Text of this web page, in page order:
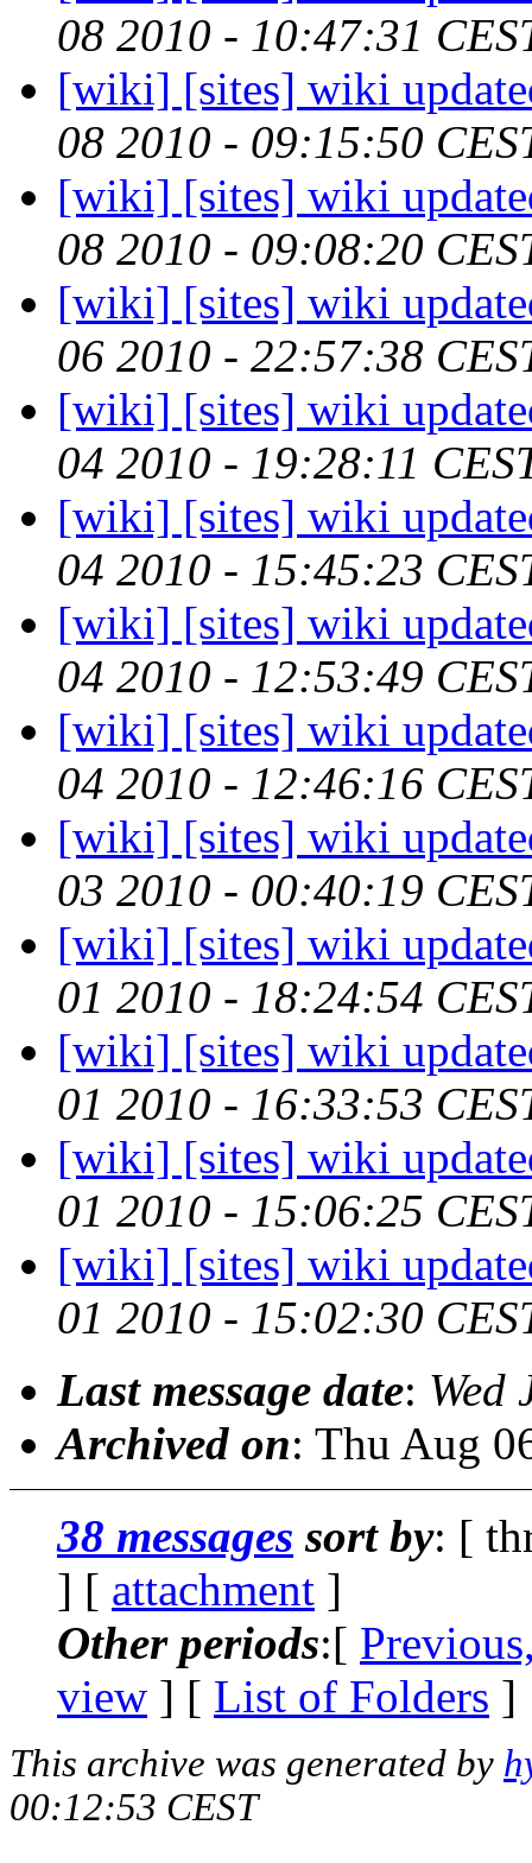
08 2010 - 10:47:31
[wiki] [sites] wiki
08 2010 - 09:15:50
[wiki] [sites] wiki
08 2010 - 09:08:20
[wiki] [sites] wiki
06 2010 - 22:57:38
[wiki] [sites] wiki
04 2010 - 19:28:11
[wiki] [sites] wiki
04 2010 - 15:45:23
[wiki] [sites] wiki
04 2010 - 12:53:49
[wiki] [sites] wiki
04 2010 - 12:46:16
[wiki] [sites] wiki
03 2010 - 00:40:19
[wiki] [sites] wiki
01 2010 - 18:24:54
[wiki] [sites] wiki
01 2010 - 16:33:53
[wiki] [sites] wiki
01 2010 - 15:06:25
[wiki] [sites] wiki
01 2010 - 15:02:30
Last message date: Wed
Archived on: Thu Aug
38 messages sort by: [
] [ attachment ]
Other periods:[
view ] [ List of Folders ]
This archive was generated by
00:12:53 CEST